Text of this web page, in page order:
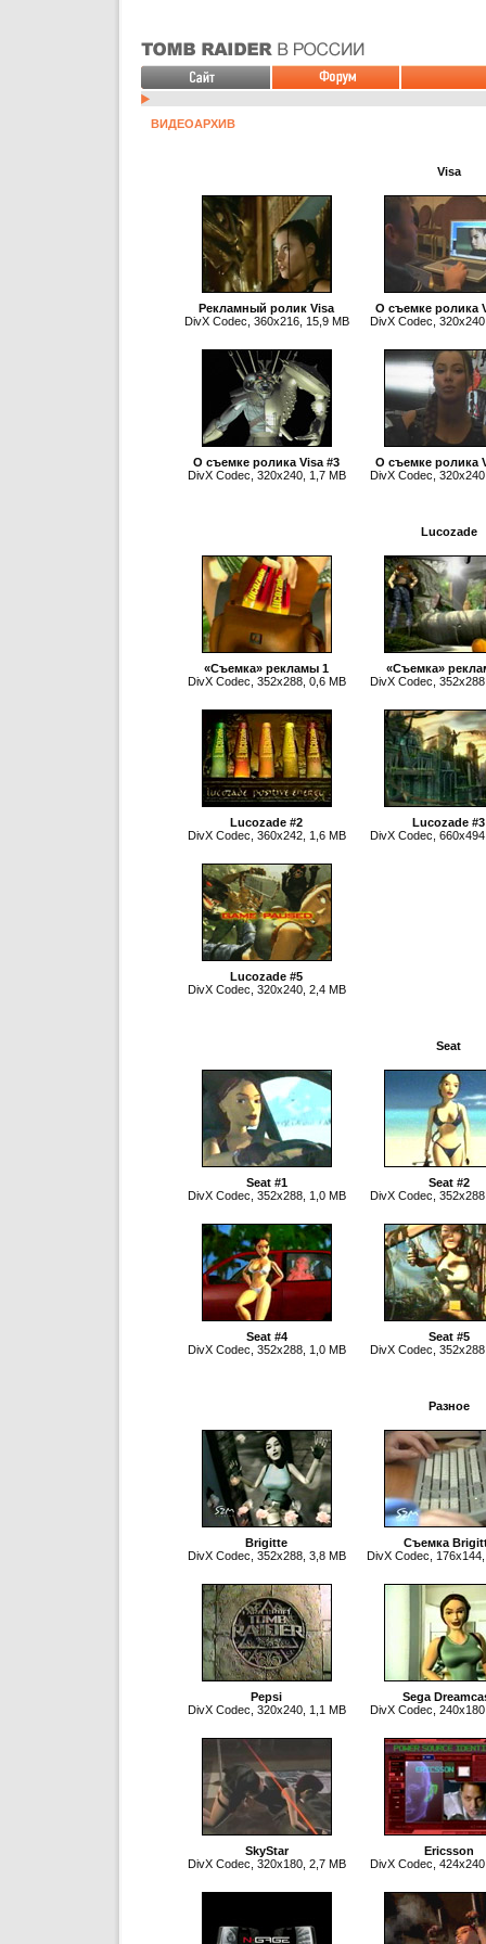
ВИДЕОАРХИВ
Visa
Рекламный ролик Visa
DivX Codec, 360x216, 15,9 MB
О cъемке ролика
DivX Codec,
О cъемке ролика Visa #3
DivX Codec, 320x240, 1,7 MB
О cъемке ролика
DivX Codec,
Lucozade
«Съемка» рекламы 1
DivX Codec, 352x288, 0,6 MB
«Съемка»
DivX Codec,
Lucozade #2
DivX Codec, 360x242, 1,6 MB
Lucozade #3
DivX Codec,
Lucozade #5
DivX Codec, 320x240, 2,4 MB
Seat
Seat #1
DivX Codec, 352x288, 1,0 MB
Seat #2
DivX Codec,
Seat #4
DivX Codec, 352x288, 1,0 MB
Seat #5
DivX Codec,
Разное
Brigitte
DivX Codec, 352x288, 3,8 MB
Съемка
DivX Codec,
Pepsi
DivX Codec, 320x240, 1,1 MB
Sega
DivX Codec,
SkyStar
DivX Codec, 320x180, 2,7 MB
Ericsson
DivX Codec,